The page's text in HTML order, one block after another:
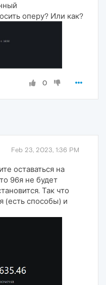
оперу? Или как?
0
Feb 23, 2023, 1:36 PM
оставаться на
96я не будет
Так что
(есть способы) и